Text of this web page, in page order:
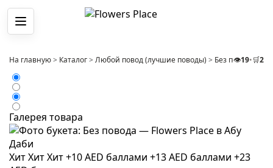
Меню
На главную> Каталог> Любой повод (лучшие поводы) > Без повода>
👁️19•🛒2
Галерея товара
ХитХитХит+10 AED баллами +13 AED баллами +23